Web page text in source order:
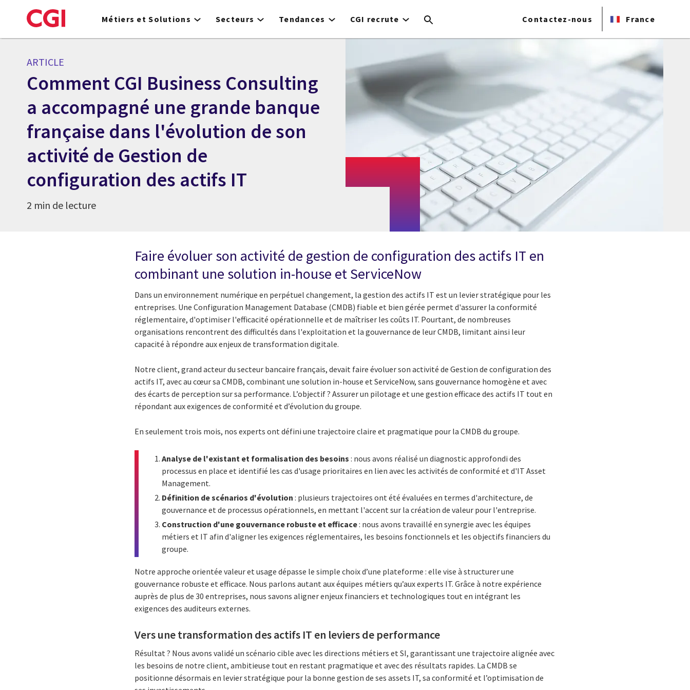
to
Métiers et Solutions Secteurs Tendances CGI recrute Contactez-nous France
ARTICLE
Comment CGI Business Consulting
a accompagné une grande banque
française dans l'évolution de son
activité de Gestion de
configuration des actifs IT
2 min de lecture
Faire évoluer son activité de gestion de configuration des actifs IT en
combinant une solution in-house et ServiceNow
Dans un environnement numérique en perpétuel changement, la gestion des actifs IT est un levier stratégique pour les
entreprises. Une Configuration Management Database (CMDB) fiable et bien gérée permet d'assurer la conformité
réglementaire, d'optimiser l'efficacité opérationnelle et de maîtriser les coûts IT. Pourtant, de nombreuses
organisations rencontrent des difficultés dans l'exploitation et la gouvernance de leur CMDB, limitant ainsi leur
capacité à répondre aux enjeux de transformation digitale.
Notre client, grand acteur du secteur bancaire français, devait faire évoluer son activité de Gestion de configuration des
actifs IT, avec au cœur sa CMDB, combinant une solution in-house et ServiceNow, sans gouvernance homogène et avec
des écarts de perception sur sa performance. L’objectif ? Assurer un pilotage et une gestion efficace des actifs IT tout en
répondant aux exigences de conformité et d’évolution du groupe.
En seulement trois mois, nos experts ont défini une trajectoire claire et pragmatique pour la CMDB du groupe.
Analyse de l'existant et formalisation des besoins : nous avons réalisé un diagnostic approfondi des
processus en place et identifié les cas d'usage prioritaires en lien avec les activités de conformité et d'IT Asset
Management.
Définition de scénarios d'évolution : plusieurs trajectoires ont été évaluées en termes d'architecture, de
gouvernance et de processus opérationnels, en mettant l'accent sur la création de valeur pour l'entreprise.
Construction d'une gouvernance robuste et efficace: nous avons travaillé en synergie avec les équipes
métiers et IT afin d'aligner les exigences réglementaires, les besoins fonctionnels et les objectifs financiers du
groupe.
Notre approche orientée valeur et usage dépasse le simple choix d’une plateforme : elle vise à structurer une
gouvernance robuste et efficace. Nous parlons autant aux équipes métiers qu’aux experts IT. Grâce à notre expérience
auprès de plus de 30 entreprises, nous savons aligner enjeux financiers et technologiques tout en intégrant les
exigences des auditeurs externes.
Vers une transformation des actifs IT en leviers de performance
Résultat ? Nous avons validé un scénario cible avec les directions métiers et SI, garantissant une trajectoire alignée avec
les besoins de notre client, ambitieuse tout en restant pragmatique et avec des résultats rapides. La CMDB se
positionne désormais en levier stratégique pour la bonne gestion de ses assets IT, sa conformité et l’optimisation de